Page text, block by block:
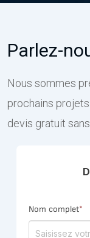
Parlez-
Nous sommes
prochains
devis gratuit